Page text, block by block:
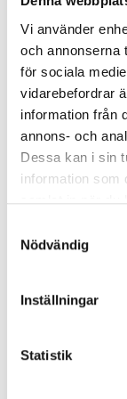
Vi använder
och annonserna
för sociala
vidarebefordrar
information från
annons- och
Dessa kan i sin
information som
samlat in när du
Nödvändig
Inställningar
Statistik
Matematik 9,7 %
Språkval 4,7 %
Modersmål 4,3
Biologi 7,4 %
Fysik 8,1 %
Kemi 8,3 %
Religion 6,4 %